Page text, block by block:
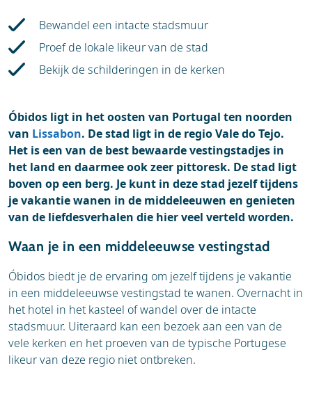
Bewandel een intacte stadsmuur
Proef de lokale likeur van de stad
Bekijk de schilderingen in de kerken
Óbidos ligt in het oosten van Portugal ten noorden
van Lissabon. De stad ligt in de regio Vale do Tejo.
Het is een van de best bewaarde vestingstadjes in
het land en daarmee ook zeer pittoresk. De stad ligt
boven op een berg. Je kunt in deze stad jezelf tijdens
je vakantie wanen in de middeleeuwen en genieten
van de liefdesverhalen die hier veel verteld worden.
Waan je in een middeleeuwse vestingstad
Óbidos biedt je de ervaring om jezelf tijdens je vakantie
in een middeleeuwse vestingstad te wanen. Overnacht in
het hotel in het kasteel of wandel over de intacte
stadsmuur. Uiteraard kan een bezoek aan een van de
vele kerken en het proeven van de typische Portugese
likeur van deze regio niet ontbreken.